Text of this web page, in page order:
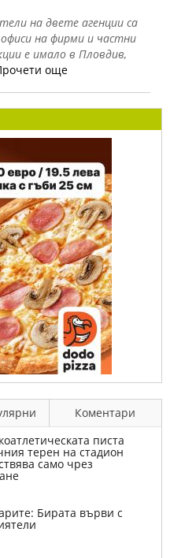
на двете агенции са
на фирми и частни
е имало в Пловдив,
още
Коментари
писта
терен на стадион
само чрез
Бирата върви с